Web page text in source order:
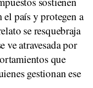
país y protegen a
se resquebraja
ve atravesada por
que
gestionan ese